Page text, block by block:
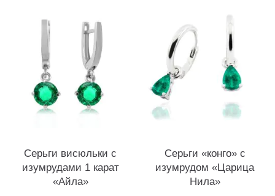
Серьги висюльки с
изумрудами 1 карат
«Айла»
Серьги «конго» с
изумрудом «Царица
Нила»